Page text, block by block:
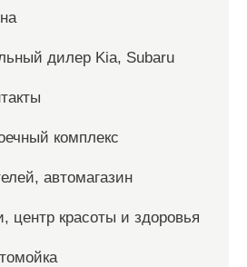
дилер Kia, Subaru
комплекс
автомагазин
центр красоты и здоровья